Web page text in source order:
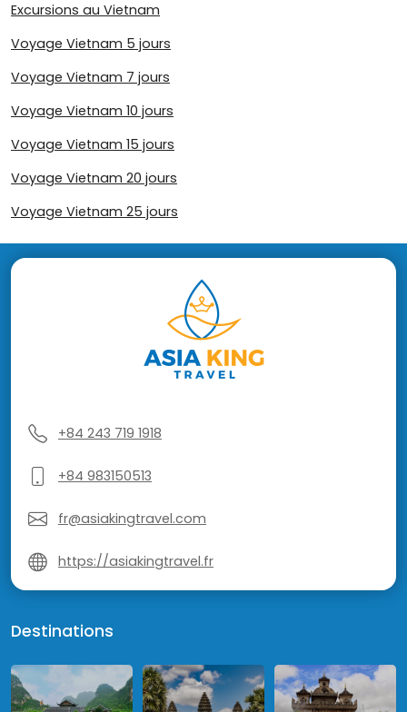
Excursions au Vietnam
Voyage Vietnam 5 jours
Voyage Vietnam 7 jours
Voyage Vietnam 10 jours
Voyage Vietnam 15 jours
Voyage Vietnam 20 jours
Voyage Vietnam 25 jours
+84 243 719 1918
+84 983150513
fr@asiakingtravel.com
https://asiakingtravel.fr
Destinations